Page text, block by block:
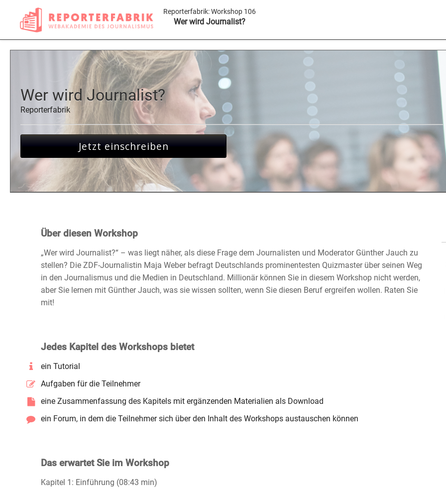
Reporterfabrik:Workshop 106
Wer wird Journalist?
Wer wird Journalist?
Reporterfabrik
Jetzt einschreiben
Über diesen Workshop
„Wer wird Journalist?“ – was liegt näher, als diese Frage dem Journalisten und Moderator Günther Jauch zu
stellen? Die ZDF-Journalistin Maja Weber befragt Deutschlands prominentesten Quizmaster über seinen Weg
in den Journalismus und die Medien in Deutschland. Millionär können Sie in diesem Workshop nicht werden,
aber Sie lernen mit Günther Jauch, was sie wissen sollten, wenn Sie diesen Beruf ergreifen wollen. Raten Sie
mit!
Jedes Kapitel des Workshops bietet
ein Tutorial
Aufgaben für die Teilnehmer
eine Zusammenfassung des Kapitels mit ergänzenden Materialien als Download
ein Forum, in dem die Teilnehmer sich über den Inhalt des Workshops austauschen können
Das erwartet Sie im Workshop
Kapitel 1: Einführung (08:43 min)